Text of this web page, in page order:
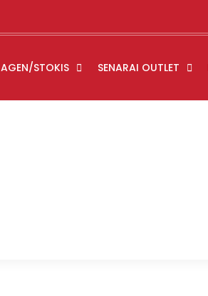
AGEN/STOKIS SENARAI OUTLET